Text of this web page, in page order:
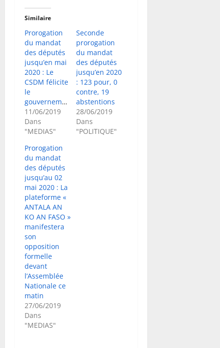
Similaire
Prorogation
du mandat
des députés
jusqu’en mai
2020 : Le
CSDM félicite
le
gouvernement
11/06/2019
Dans
"MEDIAS"
Seconde
prorogation
du mandat
des députés
jusqu’en 2020
: 123 pour, 0
contre, 19
abstentions
28/06/2019
Dans
"POLITIQUE"
Prorogation
du mandat
des députés
jusqu’au 02
mai 2020 : La
plateforme «
ANTALA AN
KO AN FASO »
manifestera
son
opposition
formelle
devant
l’Assemblée
Nationale ce
matin
27/06/2019
Dans
"MEDIAS"